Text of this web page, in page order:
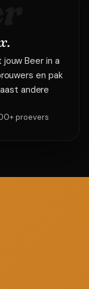
Beer in a
en pak
andere
proevers